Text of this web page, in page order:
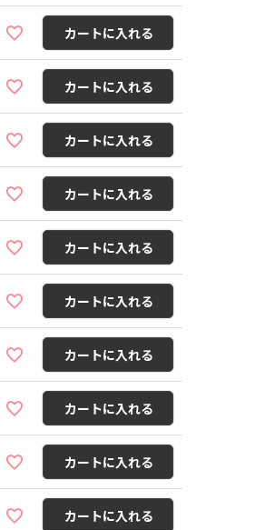
カートに入れる
カートに入れる
カートに入れる
カートに入れる
カートに入れる
カートに入れる
カートに入れる
カートに入れる
カートに入れる
カートに入れる